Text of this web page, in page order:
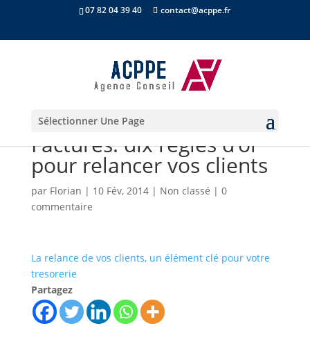
07 82 04 39 40 contact@acppe.fr
Sélectionner Une Page
Factures: dix règles d’or
pour relancer vos clients
par Florian | 10 Fév, 2014| Non classé | 0
commentaire
La relance de vos clients, un élément clé pour votre
tresorerie
Partagez